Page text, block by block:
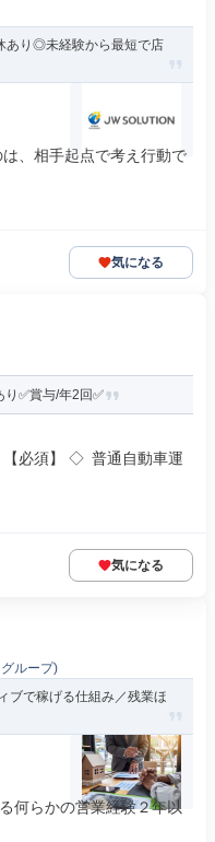
あり◎未経験から最短で店
、相手起点で考え行動で
気になる
✅賞与/年2回✅
必須】 ◇ 普通自動車運
気になる
ループ)
ブで稼げる仕組み／残業ほ
何らかの営業経験２年以